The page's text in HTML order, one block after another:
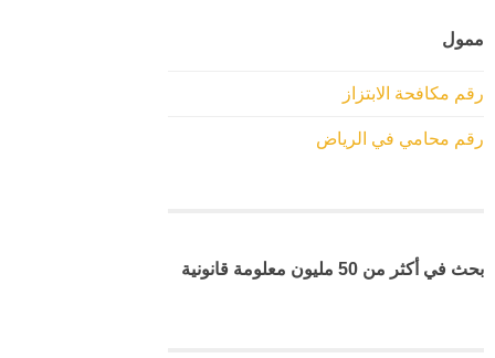
ممول
رقم مكافحة الابتزاز
رقم محامي في الرياض
بحث في أكثر من 50 مليون معلومة قانونية